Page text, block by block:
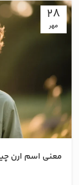
28
مهر
معنی اسم ارن